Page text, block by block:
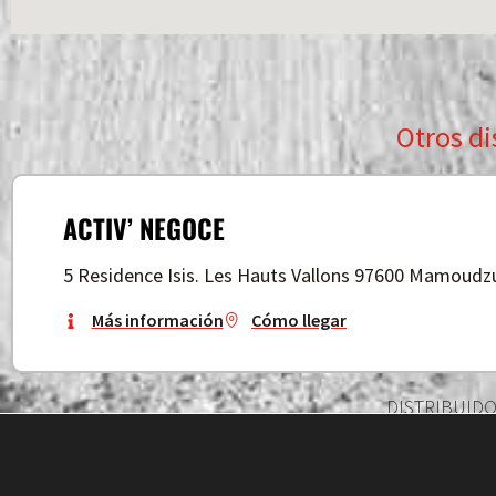
Otros
ACTIV’ NEGOCE
5 Residence Isis. Les Hauts Vallons 97600
Más información Cómo llegar